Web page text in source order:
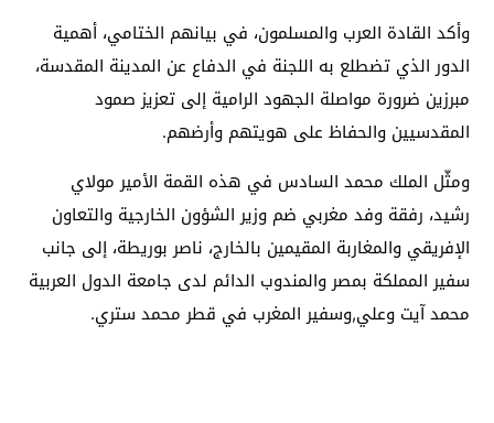
وأكد القادة العرب والمسلمون، في بيانهم الختامي، أهمية
الدور الذي تضطلع به اللجنة في الدفاع عن المدينة المقدسة،
مبرزين ضرورة مواصلة الجهود الرامية إلى تعزيز صمود
المقدسيين والحفاظ على هويتهم وأرضهم.
ومثّل الملك محمد السادس في هذه القمة الأمير مولاي
رشيد، رفقة وفد مغربي ضم وزير الشؤون الخارجية والتعاون
الإفريقي والمغاربة المقيمين بالخارج، ناصر بوريطة، إلى جانب
سفير المملكة بمصر والمندوب الدائم لدى جامعة الدول العربية
محمد آيت وعلي,وسفير المغرب في قطر محمد ستري.